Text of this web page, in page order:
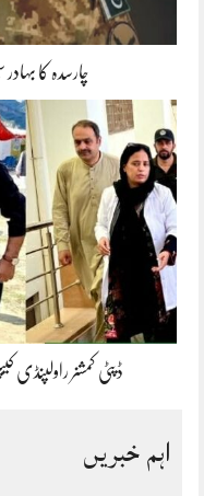
چارسدہ کا
ڈپٹی کمشنر راولپنڈی
اہم خبریں